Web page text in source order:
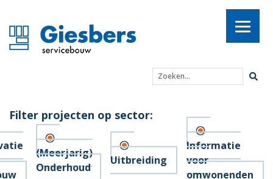
Zoeken...
Filter projecten op sector:
(Meerjarig)
Onderhoud
Uitbreiding
Informatie
voor
omwonenden